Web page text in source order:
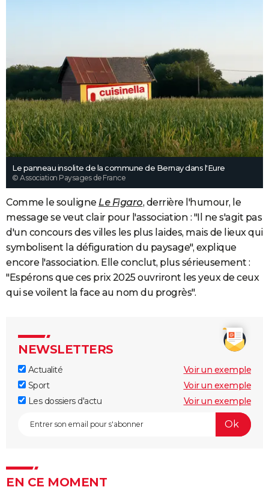
Le panneau insolite de la commune de Bernay dans l'Eure
© Association Paysages de France
Comme le souligne Le Figaro, derrière l'humour, le
message se veut clair pour l'association : "Il ne s'agit pas
d'un concours des villes les plus laides, mais de lieux qui
symbolisent la défiguration du paysage", explique
encore l'association. Elle conclut, plus sérieusement :
"Espérons que ces prix 2025 ouvriront les yeux de ceux
qui se voilent la face au nom du progrès".
NEWSLETTERS
Actualité
Voir un exemple
Sport
Voir un exemple
Les dossiers d'actu
Voir un exemple
EN CE MOMENT